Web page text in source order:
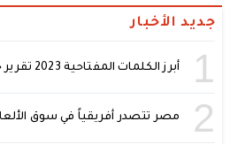
جديد الأخبار
1 أبرز الكلمات المفتاحية 2023 تقرير جوجل
2 مصر تتصدر أفريقياً في سوق